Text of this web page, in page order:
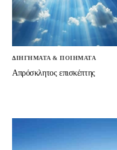
ΔΙΗΓΗΜΑΤΑ & ΠΟΙΗΜΑΤΑ
Απρόσκλητος επισκέπτης